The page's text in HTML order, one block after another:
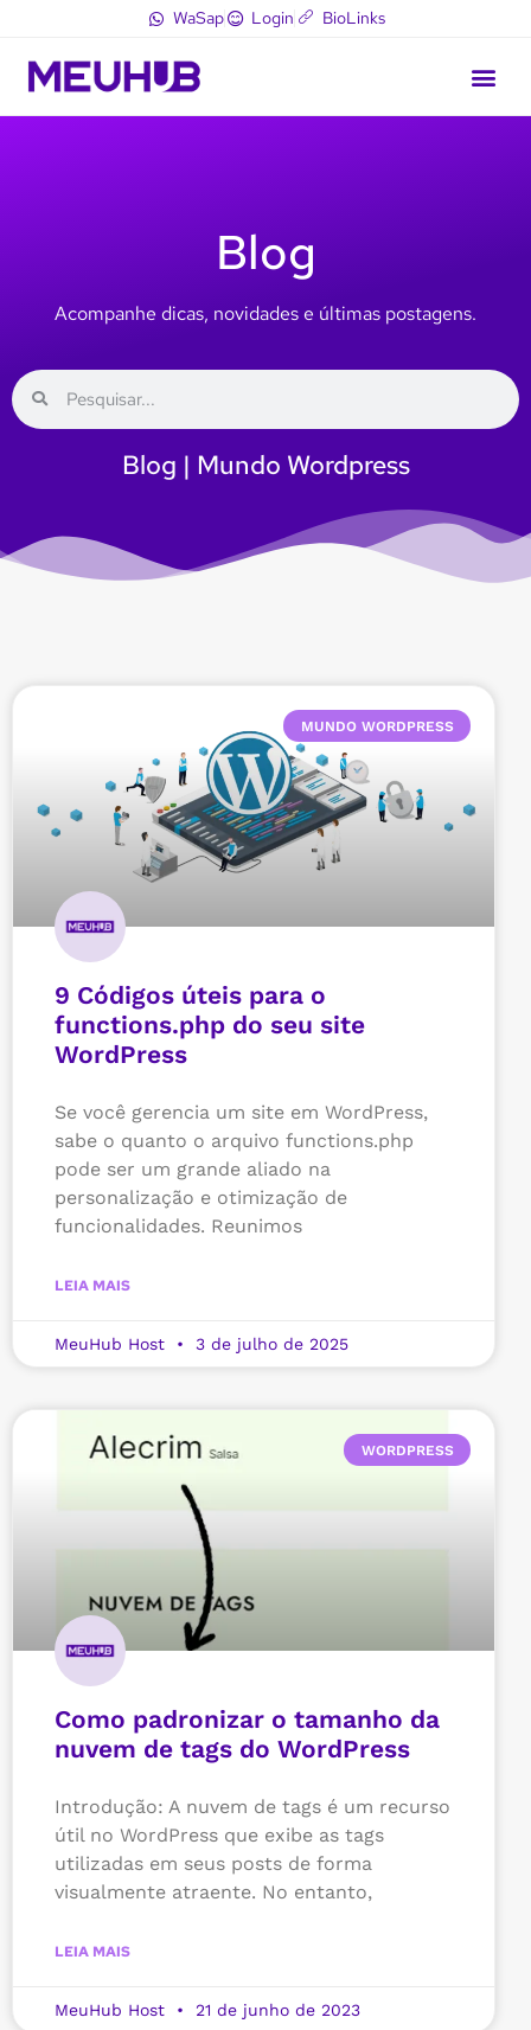
WaSap Login BioLinks
Blog
Acompanhe dicas, novidades e últimas postagens.
Blog | Mundo Wordpress
MUNDO WORDPRESS
9 Códigos úteis para o
functions.php do seu site
WordPress
Se você gerencia um site em WordPress,
sabe o quanto o arquivo functions.php
pode ser um grande aliado na
personalização e otimização de
funcionalidades. Reunimos
LEIA MAIS
MeuHub Host 3 de julho de 2025
WORDPRESS
Como padronizar o tamanho da
nuvem de tags do WordPress
Introdução: A nuvem de tags é um recurso
útil no WordPress que exibe as tags
utilizadas em seus posts de forma
visualmente atraente. No entanto,
LEIA MAIS
MeuHub Host 21 de junho de 2023